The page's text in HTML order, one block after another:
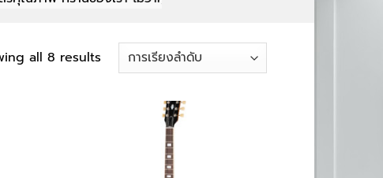
all 8 results